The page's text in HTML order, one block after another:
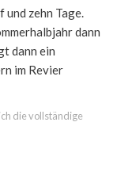
und zehn Tage.
dann
dann ein
im Revier
die vollständige